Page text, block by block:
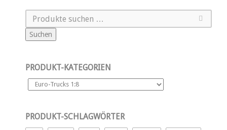
Suchen
PRODUKT-KATEGORIEN
PRODUKT-SCHLAGWÖRTER